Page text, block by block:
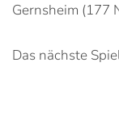
Gernsheim (177
Das nächste